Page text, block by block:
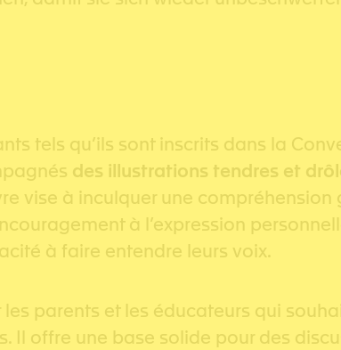
tels qu’ils sont inscrits dans la
des illustrations tendres et
vise à inculquer une
à l’expression
à faire entendre leurs voix.
parents et les éducateurs qui
Il offre une base solide pour des